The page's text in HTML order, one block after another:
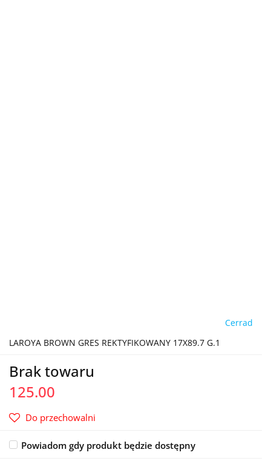
Cerrad
LAROYA BROWN GRES REKTYFIKOWANY 17X89.7 G.1
Brak towaru
125.00
Do przechowalni
Powiadom gdy produkt będzie dostępny